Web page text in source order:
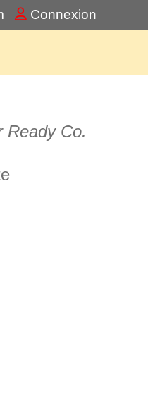
Connexion
Ready Co.